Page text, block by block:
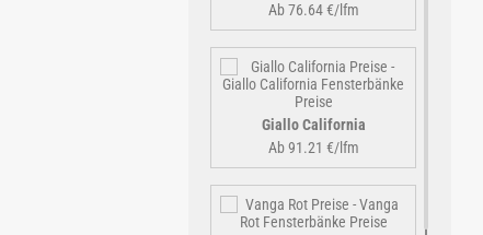
Ab 76.64 €/lfm
Giallo California
Ab 91.21 €/lfm